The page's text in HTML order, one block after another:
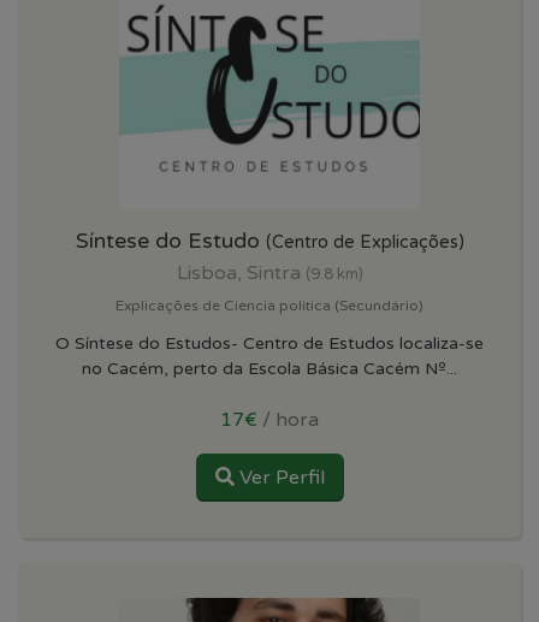
Síntese do Estudo (Centro de Explicações)
Lisboa, Sintra (9.8 km)
Explicações de Ciencia politica (Secundário)
O Síntese do Estudos- Centro de Estudos localiza-se
no Cacém, perto da Escola Básica Cacém Nº...
17€ / hora
Ver Perfil